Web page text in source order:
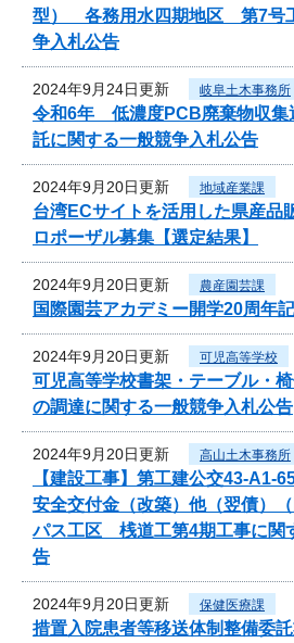
型） 各務用水四期地区 第7号
争入札公告
2024年9月24日更新 岐阜土木事務所
令和6年 低濃度PCB廃棄物収集
託に関する一般競争入札公告
2024年9月20日更新 地域産業課
台湾ECサイトを活用した県産品
ロポーザル募集【選定結果】
2024年9月20日更新 農産園芸課
国際園芸アカデミー開学20周年
2024年9月20日更新 可児高等学校
可児高等学校書架・テーブル・椅
の調達に関する一般競争入札公告
2024年9月20日更新 高山土木事務所
【建設工事】第工建公交43-A1-
安全交付金（改築）他（翌債）
パス工区 桟道工第4期工事に関
告
2024年9月20日更新 保健医療課
措置入院患者等移送体制整備委